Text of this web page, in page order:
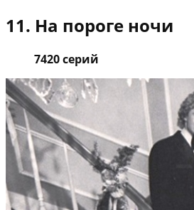
11. На пороге ночи
7420 серий